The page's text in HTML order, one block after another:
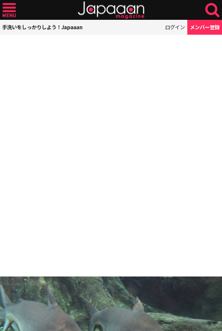
手洗いをしっかりしよう！Japaaan ログイン メンバー登録